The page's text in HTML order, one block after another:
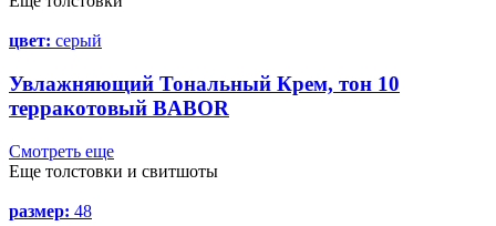
цвет: серый
Увлажняющий Тональный Крем, тон 10
терракотовый BABOR
Смотреть еще
Еще толстовки и свитшоты
размер: 48